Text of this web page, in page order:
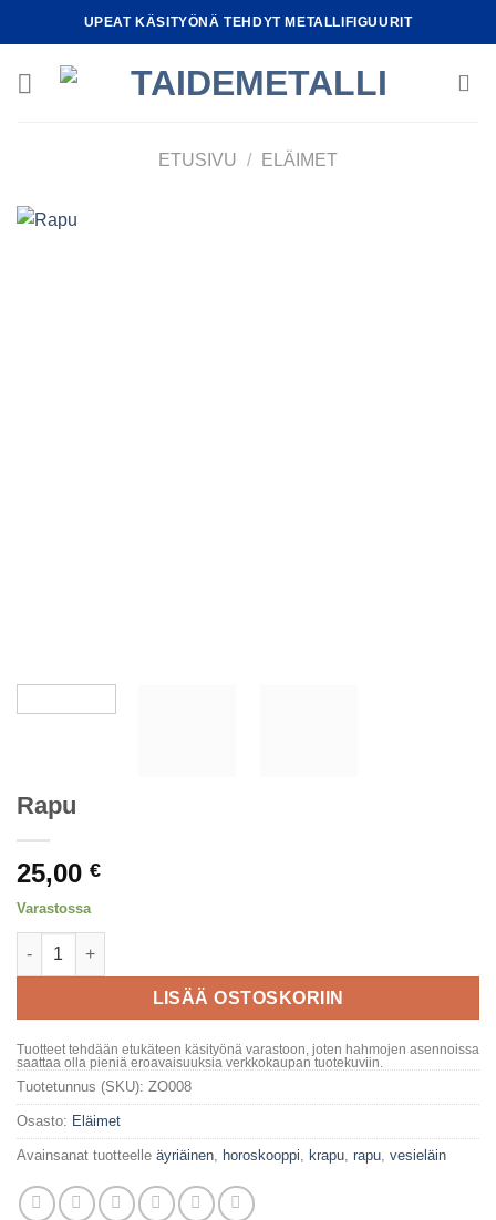
to
UPEAT KÄSITYÖNÄ TEHDYT METALLIFIGUURIT
ETUSIVU / ELÄIMET
Rapu
25,00 €
Varastossa
Rapu määrä
LISÄÄ OSTOSKORIIN
Tuotteet tehdään etukäteen käsityönä varastoon, joten hahmojen asennoissa
saattaa olla pieniä eroavaisuuksia verkkokaupan tuotekuviin.
Tuotetunnus (SKU): ZO008
Osasto: Eläimet
Avainsanat tuotteelle äyriäinen horoskooppi krapu rapu vesieläin